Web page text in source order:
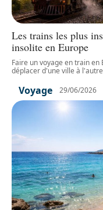
Les trains les plus
insolite en Europe
Faire un voyage en train
déplacer d'une ville à
Voyage 29/06/2026